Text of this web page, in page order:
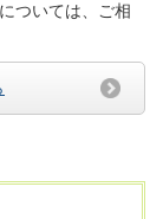
ついては、ご相